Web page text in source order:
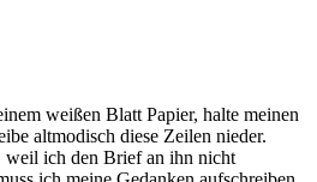
weißen Blatt Papier, halte meinen
altmodisch diese Zeilen nieder.
weil ich den Brief an ihn nicht